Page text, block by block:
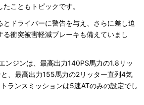
こともトピックです。
ドライバーに警告を与え、さらに差し迫
る衝突被害軽減ブレーキも備えていまし
ンジンは、最高出力140PS馬力の1.8リッ
、最高出力155馬力の2リッター直列4気
ランスミッションは5速ATのみの設定でし